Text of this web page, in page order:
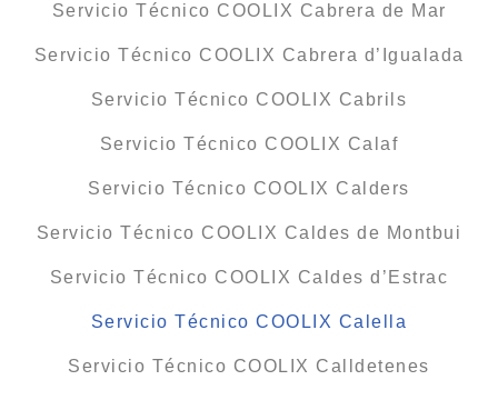
Servicio Técnico COOLIX Cabrera de Mar
Servicio Técnico COOLIX Cabrera d’Igualada
Servicio Técnico COOLIX Cabrils
Servicio Técnico COOLIX Calaf
Servicio Técnico COOLIX Calders
Servicio Técnico COOLIX Caldes de Montbui
Servicio Técnico COOLIX Caldes d’Estrac
Servicio Técnico COOLIX Calella
Servicio Técnico COOLIX Calldetenes